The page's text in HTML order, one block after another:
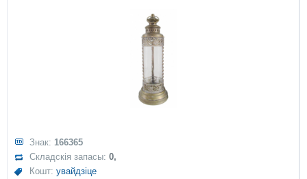
Знак: 166365
Складскія запасы:0,
Кошт:увайдзіце